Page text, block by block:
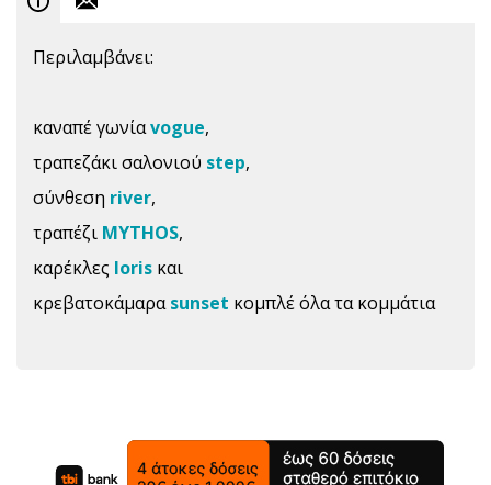
Περιλαμβάνει:
καναπέ γωνίαvogue,
τραπεζάκι σαλονιού step,
σύνθεση river,
τραπέζι MYTHOS,
καρέκλες loris και
κρεβατοκάμαραsunset κομπλέ όλα τα κομμάτια